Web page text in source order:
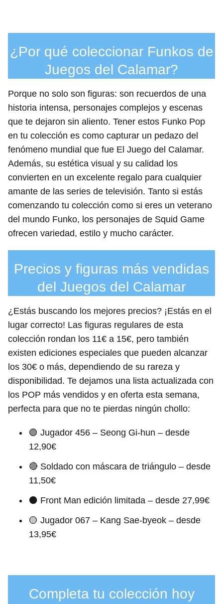
¿Por qué coleccionar Funkos de
Juegos del Calamar?
Porque no solo son figuras: son recuerdos de una
historia intensa, personajes complejos y escenas
que te dejaron sin aliento. Tener estos Funko Pop
en tu colección es como capturar un pedazo del
fenómeno mundial que fue El Juego del Calamar.
Además, su estética visual y su calidad los
convierten en un excelente regalo para cualquier
amante de las series de televisión. Tanto si estás
comenzando tu colección como si eres un veterano
del mundo Funko, los personajes de Squid Game
ofrecen variedad, estilo y mucho carácter.
Precios y figuras más vendidas
del Juegos del Calamar
¿Estás buscando los mejores precios? ¡Estás en el
lugar correcto! Las figuras regulares de esta
colección rondan los 11€ a 15€, pero también
existen ediciones especiales que pueden alcanzar
los 30€ o más, dependiendo de su rareza y
disponibilidad. Te dejamos una lista actualizada con
los POP más vendidos y en oferta esta semana,
perfecta para que no te pierdas ningún chollo:
🟢 Jugador 456 – Seong Gi-hun – desde
12,90€
🔴 Soldado con máscara de triángulo – desde
11,50€
⚫ Front Man edición limitada – desde 27,99€
🟡 Jugador 067 – Kang Sae-byeok – desde
13,95€
Completa tu colección hoy